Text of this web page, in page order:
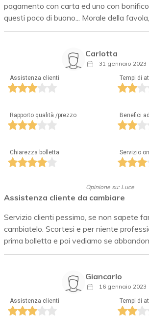
pagamento con carta ed uno con
questi poco di buono... Morale della
Carlotta
31 gennaio 2023
Assistenza clienti Tempi di
Rapporto qualità /prezzo Benefici
Chiarezza bolletta Servizio
Opinione su: Luce
Assistenza cliente da cambiare
Servizio clienti pessimo, se non sapete
cambiatelo. Scortesi e per niente
prima bolletta e poi vediamo se
Giancarlo
16 gennaio 2023
Assistenza clienti Tempi di